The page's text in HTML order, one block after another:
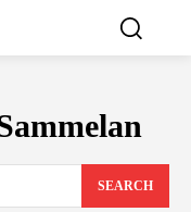
SEARCH